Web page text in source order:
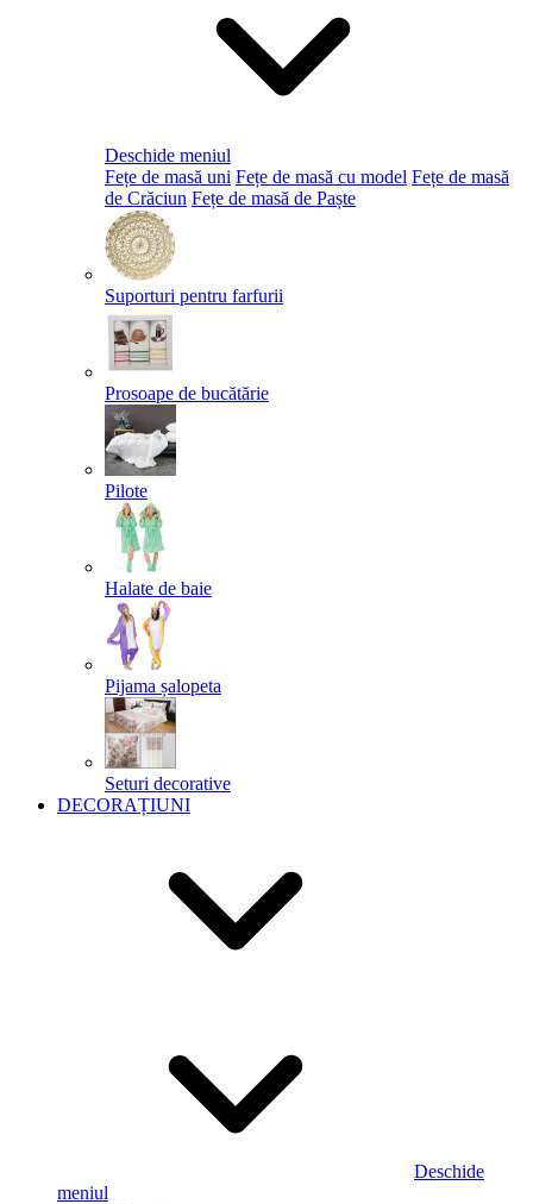
Deschide meniul
Fețe de masă uni Fețe de masă cu model Fețe de masă
de Crăciun Fețe de masă de Paște​
Suporturi pentru farfurii
Prosoape de bucătărie
Pilote
Halate de baie
Pijama șalopeta
Seturi decorative
DECORAȚIUNI
Deschide
meniul